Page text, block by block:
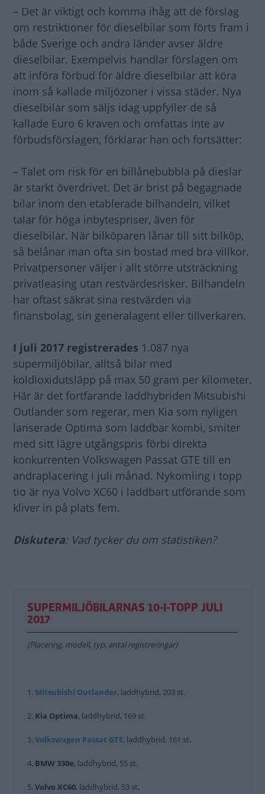
– Det är viktigt och komma ihåg att de förslag
om restriktioner för dieselbilar som förts fram i
både Sverige och andra länder avser äldre
dieselbilar. Exempelvis handlar förslagen om
att införa förbud för äldre dieselbilar att köra
inom så kallade miljözoner i vissa städer. Nya
dieselbilar som säljs idag uppfyller de så
kallade Euro 6 kraven och omfattas inte av
förbudsförslagen, förklarar han och fortsätter:
– Talet om risk för en billånebubbla på dieslar
är starkt överdrivet. Det är brist på begagnade
bilar inom den etablerade bilhandeln, vilket
talar för höga inbytespriser, även för
dieselbilar. När bilköparen lånar till sitt bilköp,
så belånar man ofta sin bostad med bra villkor.
Privatpersoner väljer i allt större utsträckning
privatleasing utan restvärdesrisker. Bilhandeln
har oftast säkrat sina restvärden via
finansbolag, sin generalagent eller tillverkaren.
I juli 2017 registrerades 1.087 nya
supermiljöbilar, alltså bilar med
koldioxidutsläpp på max 50 gram per kilometer.
Här är det fortfarande laddhybriden Mitsubishi
Outlander som regerar, men Kia som nyligen
lanserade Optima som laddbar kombi, smiter
med sitt lägre utgångspris förbi direkta
konkurrenten Volkswagen Passat GTE till en
andraplacering i juli månad. Nykomling i topp
tio är nya Volvo XC60 i laddbart utförande som
kliver in på plats fem.
Diskutera: Vad tycker du om statistiken?
SUPERMILJÖBILARNAS 10-I-TOPP JULI
2017
(Placering, modell, typ, antal registreringar)
1. Mitsubishi Outlander, laddhybrid, 203 st.
2. Kia Optima, laddhybrid, 169 st.
3. Volkswagen Passat GTE, laddhybrid, 161 st.
4. BMW 330e, laddhybrid, 55 st.
5. Volvo XC60, laddhybrid, 53 st.